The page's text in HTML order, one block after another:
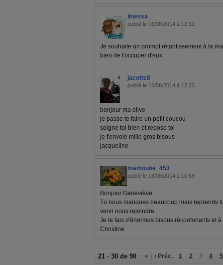
linessa
publié le 16/08/2014 à 12:32
Je souhaite un prompt rétablissement à ta
bien de t'occuper d'eux.
jacotte8
publié le 16/08/2014 à 12:23
bonjour ma olive
je passe te faire un petit coucou
soigne toi bien et repose toi
je t'envoie mille gros bisous
jacqueline
mamoune_453
publié le 16/08/2014 à 10:59
Bonjour Geneviève,
Tu nous manques beaucoup mais reprends
venir nous rejoindre.
Je te fais d'énormes bisous réconfortants et
Christine
21 - 30 de 90 « ‹ Préc. 1 2 3 4 5